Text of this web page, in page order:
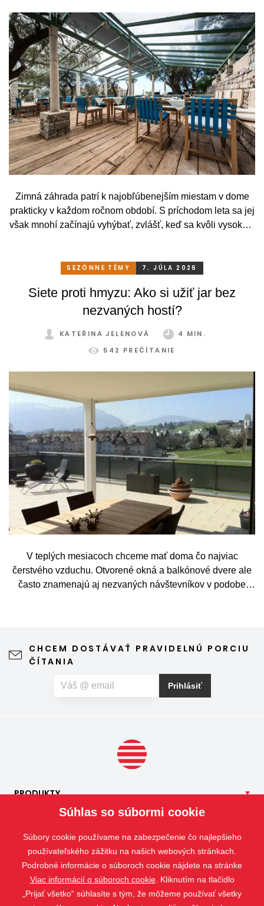
Zimná záhrada patrí k najobľúbenejším miestam v dome
prakticky v každom ročnom období. S príchodom leta sa jej
však mnohí začínajú vyhýbať, zvlášť, keď sa kvôli vysokým
stačí relatívne málo. So správnym, praktickým a šikovným
pohodlne a bez obmedzení po celý rok.
SEZÓNNE TÉMY 7. JÚLA 2026
Siete proti hmyzu: Ako si užiť jar bez
nezvaných hostí?
KATEŘINA JELENOVÁ
4 MIN.
542 PREČÍTANIE
V teplých mesiacoch chceme mať doma čo najviac
čerstvého vzduchu. Otvorené okná a balkónové dvere ale
často znamenajú aj nezvaných návštevníkov v podobe
leto naplno. Kvalitná sieťka na hmyz zároveň nijako neruší
výhľad z okna ani vzhľad domu, vyžaduje len minimálnu
vás okrem hmyzu trápia aj peľové alergie, môžete zvoliť
špeciálnu sieť proti peľu, ktorá pomáha obmedziť
CHCEM DOSTÁVAŤ PRAVIDELNÚ PORCIU
ČÍTANIA
Prihlásiť
PRODUKTY
SLUŽBY
ISOTRA
KONTAKT
Súhlas so súbormi cookie
Súbory cookie používame na zabezpečenie čo najlepšieho
používateľského zážitku na našich webových stránkach.
Podrobné informácie o súboroch cookie nájdete na stránke
Viac informácií o súboroch cookie. Kliknutím na tlačidlo
„Prijať všetko“ súhlasíte s tým, že môžeme používať všetky